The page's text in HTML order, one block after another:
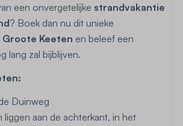
een onvergetelijke strandvakantie
? Boek dan nu dit unieke
Keeten en beleef een
lang zal bijblijven.
Duinweg
liggen aan de achterkant, in het